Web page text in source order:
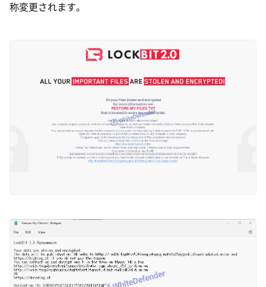
称変更されます。